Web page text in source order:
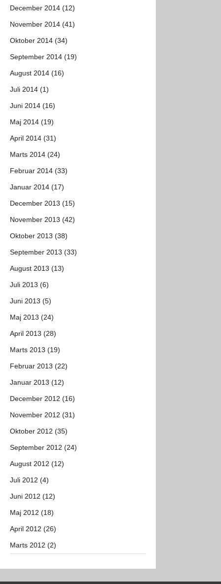
December 2014 (12)
November 2014 (41)
Oktober 2014 (34)
September 2014 (19)
August 2014 (16)
Juli 2014 (1)
Juni 2014 (16)
Maj 2014 (19)
April 2014 (31)
Marts 2014 (24)
Februar 2014 (33)
Januar 2014 (17)
December 2013 (15)
November 2013 (42)
Oktober 2013 (38)
September 2013 (33)
August 2013 (13)
Juli 2013 (6)
Juni 2013 (5)
Maj 2013 (24)
April 2013 (28)
Marts 2013 (19)
Februar 2013 (22)
Januar 2013 (12)
December 2012 (16)
November 2012 (31)
Oktober 2012 (35)
September 2012 (24)
August 2012 (12)
Juli 2012 (4)
Juni 2012 (12)
Maj 2012 (18)
April 2012 (26)
Marts 2012 (2)